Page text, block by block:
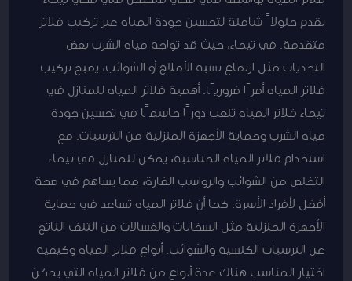
يقدم حلولاً شاملة لتحسين جودة المياه عبر تركيب فلاتر
متقدمة. في تيماء، حيث قد تواجه مياه الشرب بعض
التحديات مثل ارتفاع نسبة الأملاح أو الشوائب، يصبح تركيب
فلاتر المياه أمرًا ضروريًا. أهمية فلاتر المياه للمنازل في
تيماء فلاتر المياه تلعب دورًا حاسمًا في تحسين جودة
مياه الشرب وحماية الأجهزة المنزلية من الترسبات. مع
استخدام فلاتر المياه المناسبة، يمكن للمنازل في تيماء
التخلص من الشوائب والرواسب الضارة، مما يساهم في صحة
أفضل لأفراد الأسرة. كما أن فلاتر المياه تساعد في حماية
الأجهزة المنزلية مثل السخانات والغسالات من التلف الناتج
عن الترسبات الكلسية والشوائب. أنواع فلاتر المياه وكيفية
اختيار المناسب هناك عدة أنواع من فلاتر المياه التي يمكن